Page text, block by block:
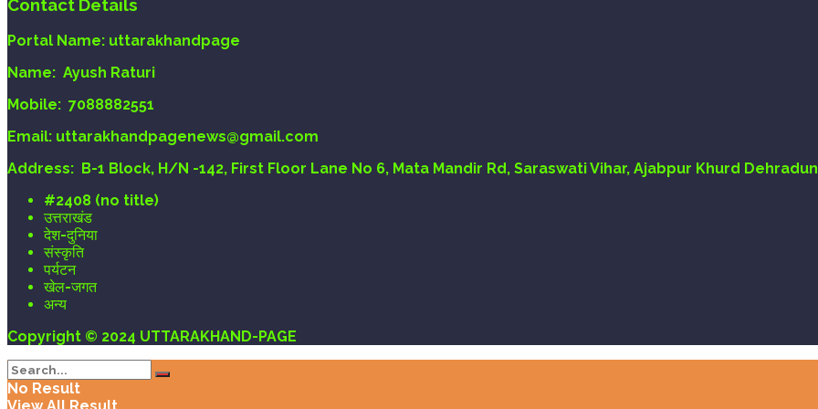
Contact Details
Portal Name: uttarakhandpage
Name: Ayush Raturi
Mobile: 7088882551
Email: uttarakhandpagenews@gmail.com
Address: B-1 Block, H/N -142, First Floor Lane No 6, Mata Mandir Rd, Saraswati Vihar, Ajabpur Khurd
#2408 (no title)
उत्तराखंड
देश-दुनिया
संस्कृति
पर्यटन
खेल-जगत
अन्य
Copyright © 2024 UTTARAKHAND-PAGE
No Result